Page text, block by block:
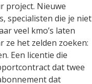
project. Nieuwe
specialisten die je niet
veel kmo’s laten
ze het zelden zoeken:
Een licentie die
dat twee
dat